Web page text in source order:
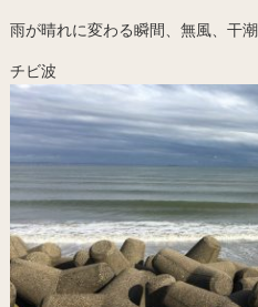
雨が晴れに変わる瞬間、無風、干潮
チビ波